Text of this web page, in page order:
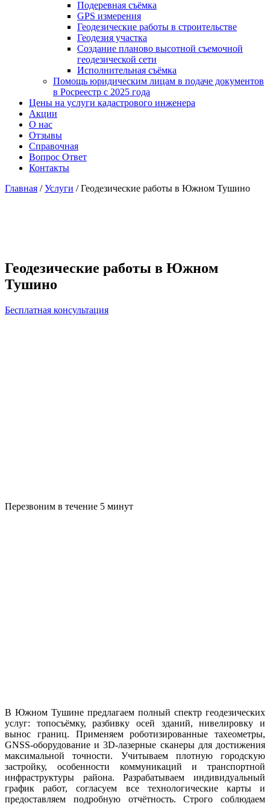
Подеревная съёмка
GPS измерения
Геодезические работы в строительстве
Геодезия участка
Создание планово высотной съемочной
геодезической сети
Исполнительная съёмка
Помощь юридическим лицам в подаче документов
в Росреестр с 2025 года
Цены на услуги кадастрового инженера
Акции
О нас
Отзывы
Справочная
Вопрос Ответ
Контакты
Главная /Услуги /Геодезические работы в Южном Тушино
Геодезические работы в Южном
Тушино
Бесплатная консультация
Перезвоним в течение 5 минут
В Южном Тушине предлагаем полный спектр геодезических
услуг: топосъёмку, разбивку осей зданий, нивелировку и
вынос границ. Применяем роботизированные тахеометры,
GNSS-оборудование и 3D-лазерные сканеры для достижения
максимальной точности. Учитываем плотную городскую
застройку, особенности коммуникаций и транспортной
инфраструктуры района. Разрабатываем индивидуальный
график работ, согласуем все технологические карты и
предоставляем подробную отчётность. Строго соблюдаем